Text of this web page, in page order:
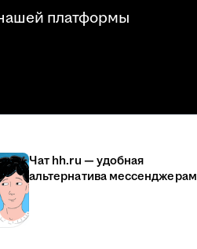
платформы
Чат hh.ru — удобная
альтернатива мессенджерам